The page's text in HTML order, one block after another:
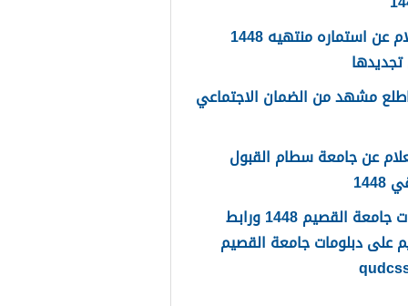
استعلام عن استماره منتهيه 1448
مشهد من الضمان الاجتماعي
عن جامعة سطام القبول
دبلومات جامعة القصيم 1448 ورابط
على دبلومات جامعة القصيم